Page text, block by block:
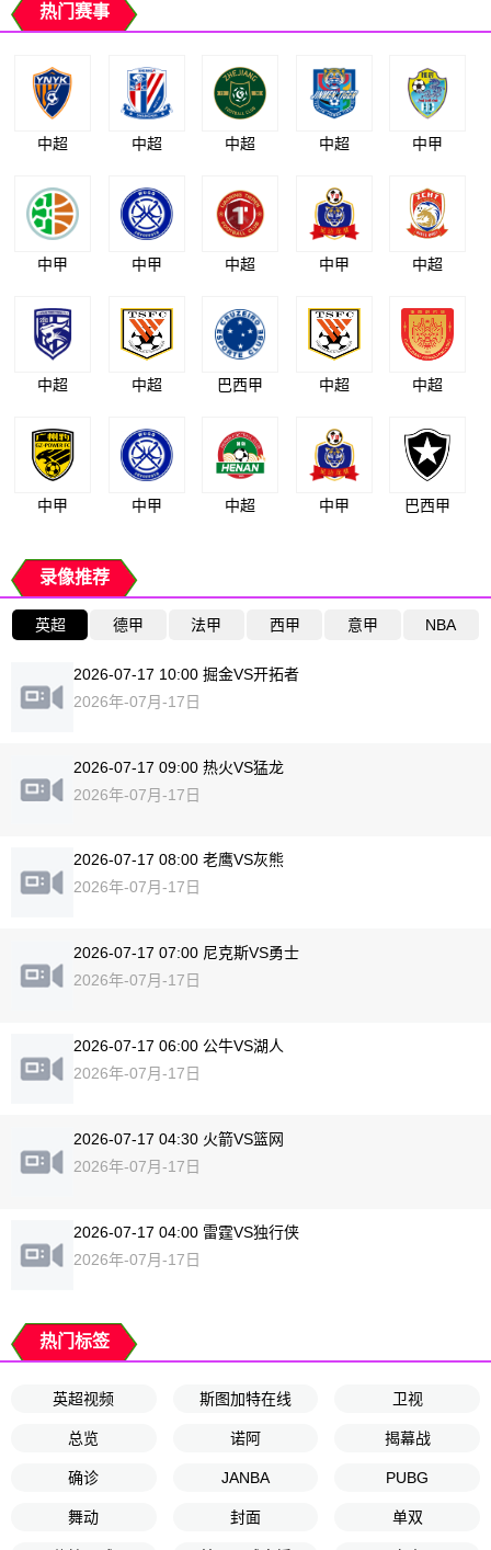
热门赛事
中超 中超 中超 中超 中甲
中甲 中甲 中超 中甲 中超
中超 中超 巴西甲 中超 中超
中甲 中甲 中超 中甲 巴西甲
录像推荐
英超 德甲 法甲 西甲 意甲 NBA
2026-07-17 10:00 掘金VS开拓者
2026年-07月-17日
2026-07-17 09:00 热火VS猛龙
2026年-07月-17日
2026-07-17 08:00 老鹰VS灰熊
2026年-07月-17日
2026-07-17 07:00 尼克斯VS勇士
2026年-07月-17日
2026-07-17 06:00 公牛VS湖人
2026年-07月-17日
2026-07-17 04:30 火箭VS篮网
2026年-07月-17日
2026-07-17 04:00 雷霆VS独行侠
2026年-07月-17日
热门标签
英超视频 斯图加特在线 卫视
总览 诺阿 揭幕战
确诊 JANBA PUBG
舞动 封面 单双